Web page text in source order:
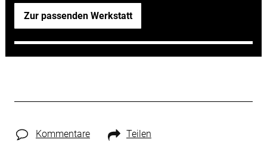
Zur passenden Werkstatt
Kommentare Teilen